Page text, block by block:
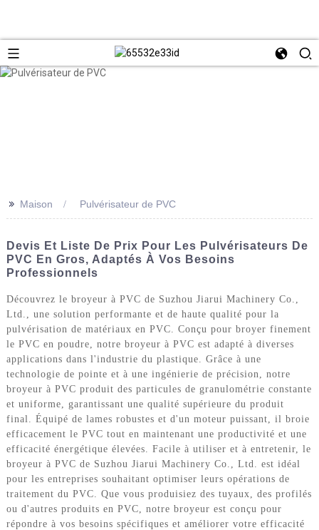
>> Maison Pulvérisateur de PVC
Devis Et Liste De Prix Pour Les Pulvérisateurs De
PVC En Gros, Adaptés À Vos Besoins
Professionnels
Découvrez le broyeur à PVC de Suzhou Jiarui Machinery Co.,
Ltd., une solution performante et de haute qualité pour la
pulvérisation de matériaux en PVC. Conçu pour broyer finement
le PVC en poudre, notre broyeur à PVC est adapté à diverses
applications dans l'industrie du plastique. Grâce à une
technologie de pointe et à une ingénierie de précision, notre
broyeur à PVC produit des particules de granulométrie constante
et uniforme, garantissant une qualité supérieure du produit
final. Équipé de lames robustes et d'un moteur puissant, il broie
efficacement le PVC tout en maintenant une productivité et une
efficacité énergétique élevées. Facile à utiliser et à entretenir, le
broyeur à PVC de Suzhou Jiarui Machinery Co., Ltd. est idéal
pour les entreprises souhaitant optimiser leurs opérations de
traitement du PVC. Que vous produisiez des tuyaux, des profilés
ou d'autres produits en PVC, notre broyeur est conçu pour
répondre à vos besoins spécifiques et améliorer votre efficacité